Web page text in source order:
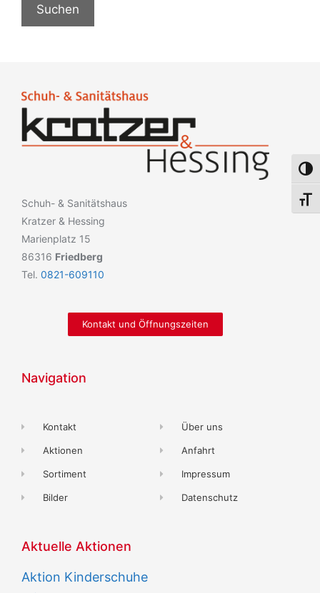
Schuh- & Sanitätshaus
Kratzer & Hessing
Marienplatz 15
86316 Friedberg
Tel. 0821-609110
Kontakt und Öffnungszeiten
Navigation
Kontakt
Aktionen
Sortiment
Bilder
Über uns
Anfahrt
Impressum
Datenschutz
Aktuelle Aktionen
Aktion Kinderschuhe